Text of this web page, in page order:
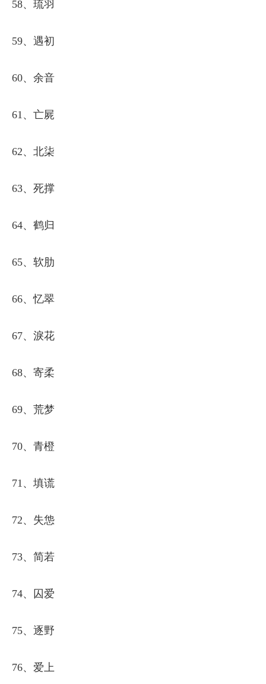
58、琉羽
59、遇初
60、余音
61、亡屍
62、北柒
63、死撑
64、鹤归
65、软肋
66、忆翠
67、淚花
68、寄柔
69、荒梦
70、青橙
71、填谎
72、失怹
73、简若
74、囚爱
75、逐野
76、爱上